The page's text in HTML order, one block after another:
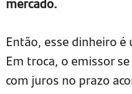
Então, esse dinheiro
Em troca, o emissor
com juros no prazo